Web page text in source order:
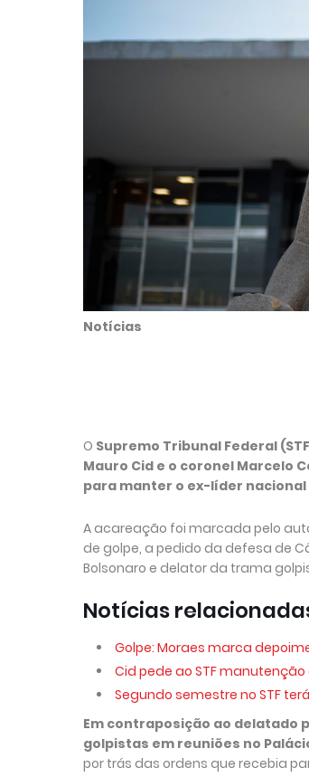
Notícias
O Supremo Tribunal Federal
Mauro Cid e o coronel Marcelo
para manter o ex-líder
A acareação foi marcada pelo
de golpe, a pedido da defesa de
Bolsonaro e delator da trama
Notícias
Golpe: Moraes marca
Cid pede ao STF
Segundo semestre no STF
Em contraposição ao delatado
golpistas em reuniões no
por trás das ordens que recebia